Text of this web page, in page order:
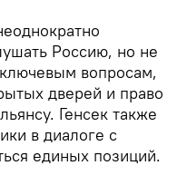
Россию, но не
вопросам,
дверей и право
Генсек также
в диалоге с
единых позиций.